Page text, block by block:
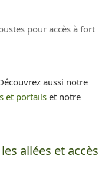
pour accès à fort
aussi notre
et portails et notre
allées et accès